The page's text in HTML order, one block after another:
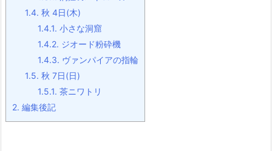
1.4. 秋 4日(木)
1.4.1. 小さな洞窟
1.4.2. ジオード粉砕機
1.4.3. ヴァンパイアの指輪
1.5. 秋 7日(日)
1.5.1. 茶ニワトリ
2. 編集後記